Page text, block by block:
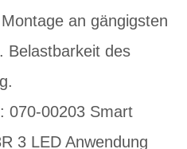
an gängigsten
Belastbarkeit des
070-00203 Smart
3 LED Anwendung